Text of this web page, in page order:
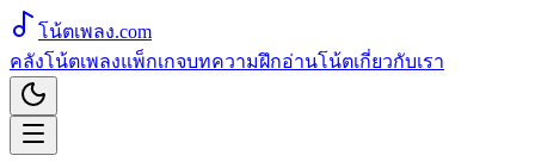
โน้ตเพลง.com
คลังโน้ตเพลงแพ็กเกจบทความฝึกอ่านโน้ตเกี่ยวกับเรา